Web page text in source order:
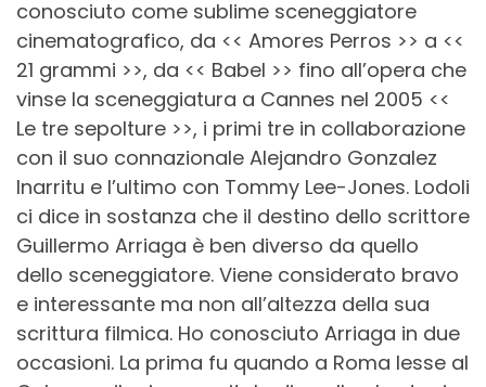
conosciuto come sublime sceneggiatore
cinematografico, da << Amores Perros >> a <<
21 grammi >>, da << Babel >> fino all’opera che
vinse la sceneggiatura a Cannes nel 2005 <<
Le tre sepolture >>, i primi tre in collaborazione
con il suo connazionale Alejandro Gonzalez
Inarritu e l’ultimo con Tommy Lee-Jones. Lodoli
ci dice in sostanza che il destino dello scrittore
Guillermo Arriaga è ben diverso da quello
dello sceneggiatore. Viene considerato bravo
e interessante ma non all’altezza della sua
scrittura filmica. Ho conosciuto Arriaga in due
occasioni. La prima fu quando a Roma lesse al